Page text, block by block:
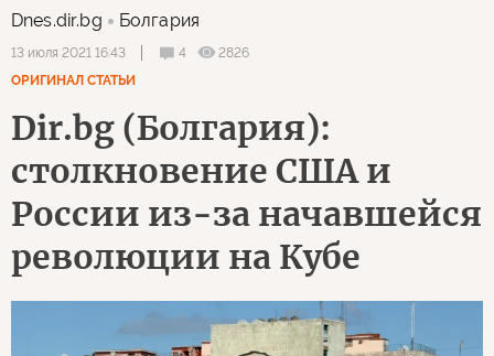
Dnes.dir.bg Болгария
13 июля 2021 16:43 4
2826
ОРИГИНАЛ СТАТЬИ
Dir.bg (Болгария):
столкновение США и
России из-за начавшейся
революции на Кубе